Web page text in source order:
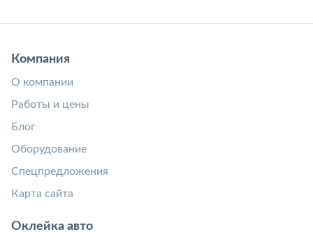
Компания
О компании
Работы и цены
Блог
Оборудование
Спецпредложения
Карта сайта
Оклейка авто